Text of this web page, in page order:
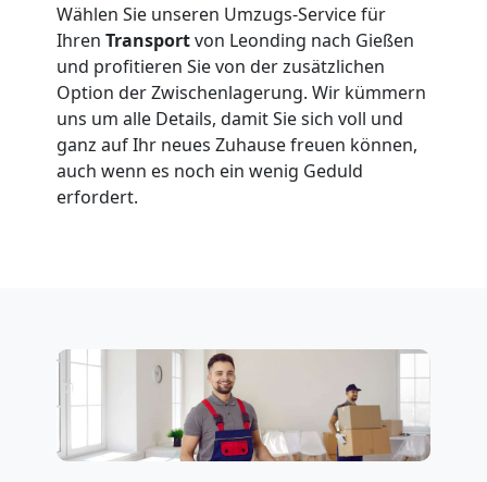
Wählen Sie unseren Umzugs-Service für
Ihren Transportvon Leonding nach Gießen
und profitieren Sie von der zusätzlichen
Option der Zwischenlagerung. Wir kümmern
uns um alle Details, damit Sie sich voll und
ganz auf Ihr neues Zuhause freuen können,
auch wenn es noch ein wenig Geduld
erfordert.